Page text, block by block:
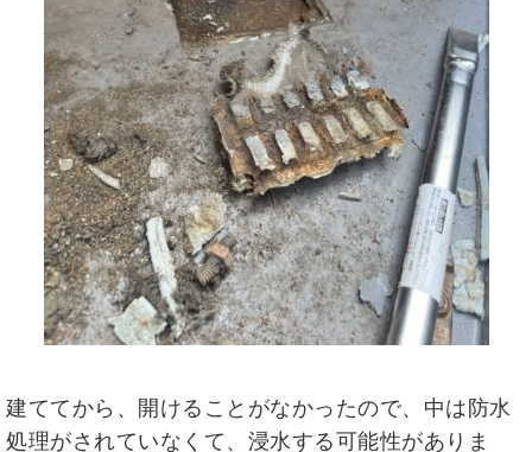
建ててから、開けることがなかったので、中は防水
処理がされていなくて、浸水する可能性がありま